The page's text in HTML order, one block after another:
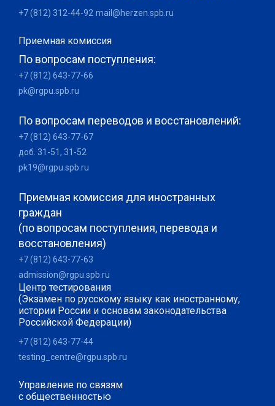
+7 (812) 312-44-92 mail@herzen.spb.ru
Приемная комиссия
По вопросам поступления:
+7 (812) 643-77-66
pk@rgpu.spb.ru
По вопросам переводов и восстановлений:
+7 (812) 643-77-67
доб. 31-51, 31-52
pk19@rgpu.spb.ru
Приемная комиссия для иностранных
граждан
(по вопросам поступления, перевода и
восстановления)
+7 (812) 643-77-63
admission@rgpu.spb.ru
Центр тестирования
(Экзамен по русскому языку как иностранному,
истории России и основам законодательства
Российской Федерации)
+7 (812) 643-77-44
testing_centre@rgpu.spb.ru
Управление по связям
с общественностью